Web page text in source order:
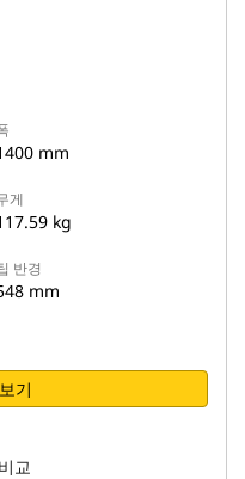
mm
게
kg
반경
mm
기
교